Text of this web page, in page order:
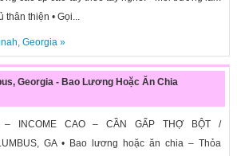
thân thiện • Gọi...
, Georgia»
Georgia - Bao Lương Hoặc Ăn Chia
– INCOME CAO – CẦN GẤP THỢ BỘT /
GA • Bao lương hoặc ăn chia – Thỏa